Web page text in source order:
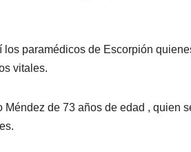
paramédicos de Escorpión
vitales.
de 73 años de edad , quien